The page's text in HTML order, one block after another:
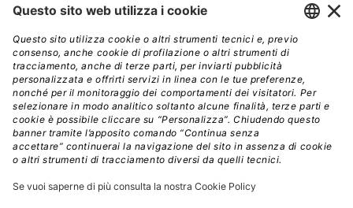
CWI è una testata giornalistica diEdra Edizioni s.r.l.
Direzione, amministrazione, redazione, pubblicità
Viale Enrico Forlanini 21 - 20134 Milano
Tel. +39 02 881841
C.F./P IVA 13002100157
www.edraedizioni.it|Privacy
Follow Us